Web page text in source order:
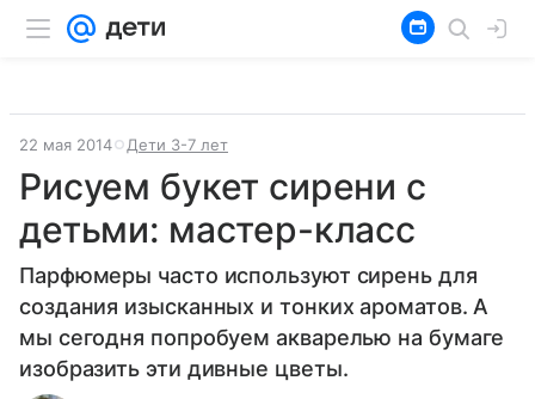
22 мая 2014 Дети 3-7 лет
Рисуем букет сирени с
детьми: мастер-класс
Парфюмеры часто используют сирень для
создания изысканных и тонких ароматов. А
мы сегодня попробуем акварелью на бумаге
изобразить эти дивные цветы.